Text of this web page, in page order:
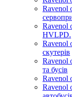
Ravenol
Ravenol
HVLPD.
Ravenol
скутерів
Ravenol
та бусів
Ravenol
Ravenol